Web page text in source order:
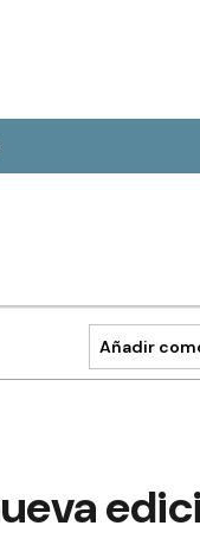
Añadir